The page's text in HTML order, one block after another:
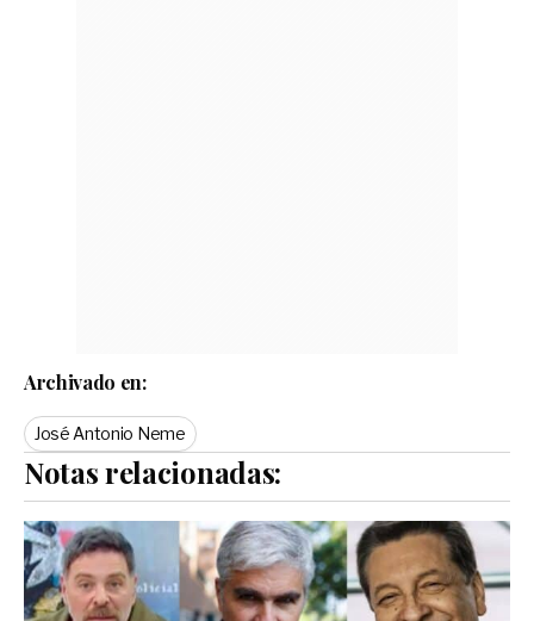
Archivado en:
José Antonio Neme
Notas relacionadas: